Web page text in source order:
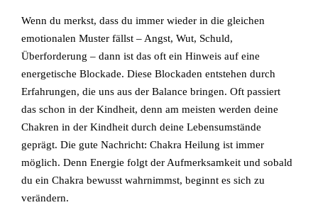
Wenn du merkst, dass du immer wieder in die gleichen
emotionalen Muster fällst – Angst, Wut, Schuld,
Überforderung – dann ist das oft ein Hinweis auf eine
energetische Blockade. Diese Blockaden entstehen durch
Erfahrungen, die uns aus der Balance bringen. Oft passiert
das schon in der Kindheit, denn am meisten werden deine
Chakren in der Kindheit durch deine Lebensumstände
geprägt. Die gute Nachricht: Chakra Heilung ist immer
möglich. Denn Energie folgt der Aufmerksamkeit und sobald
du ein Chakra bewusst wahrnimmst, beginnt es sich zu
verändern.